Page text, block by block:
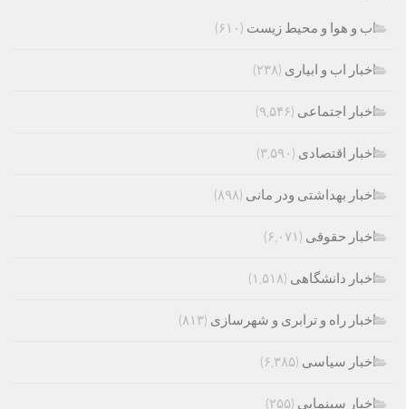
اب و هوا و محیط زیست (۶۱۰)
اخبار اب و ابیاری (۲۳۸)
اخبار اجتماعی (۹,۵۴۶)
اخبار اقتصادی (۳,۵۹۰)
اخبار بهداشتی ودر مانی (۸۹۸)
اخبار حقوقی (۶,۰۷۱)
اخبار دانشگاهی (۱,۵۱۸)
اخبار راه و ترابری و شهرسازی (۸۱۳)
اخبار سیاسی (۶,۳۸۵)
اخبار سینمایی (۲۵۵)